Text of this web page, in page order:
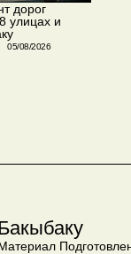
дорог
улицах и
05/08/2026